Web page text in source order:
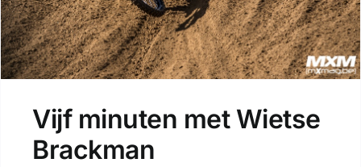
Vijf minuten met Wietse
Brackman